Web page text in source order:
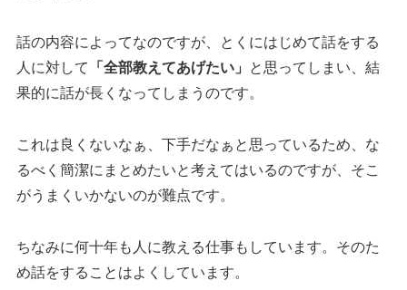
話の内容によってなのですが、とくにはじめて話をする
人に対して
「全部教えてあげたい」
と思ってしまい、結
果的に話が長くなってしまうのです。
これは良くないなぁ、下手だなぁと思っているため、な
るべく簡潔にまとめたいと考えてはいるのですが、そこ
がうまくいかないのが難点です。
ちなみに何十年も人に教える仕事もしています。そのた
め話をすることはよくしています。